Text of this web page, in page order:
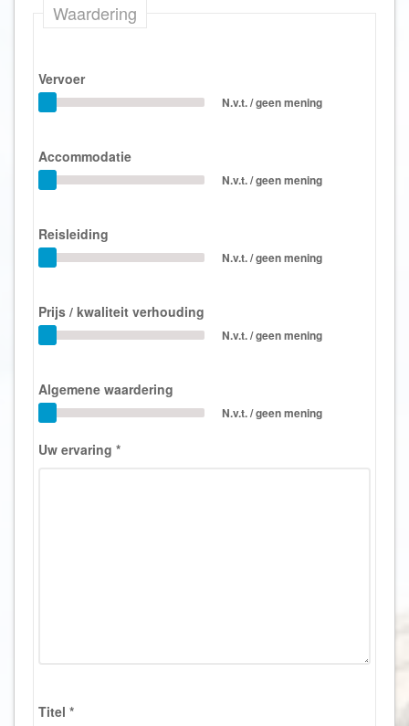
Waardering
Vervoer
N.v.t. / geen mening
Accommodatie
N.v.t. / geen mening
Reisleiding
N.v.t. / geen mening
Prijs / kwaliteit verhouding
N.v.t. / geen mening
Algemene waardering
N.v.t. / geen mening
Uw ervaring *
Titel *